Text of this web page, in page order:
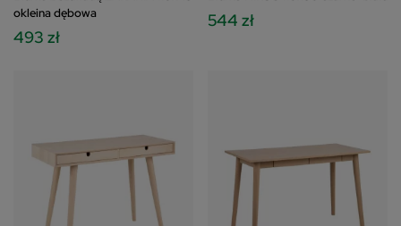
okleina dębowa
493 zł
544 zł